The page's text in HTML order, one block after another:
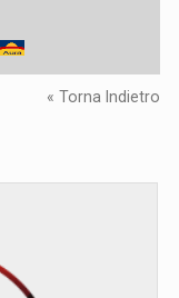
« Torna Indietro